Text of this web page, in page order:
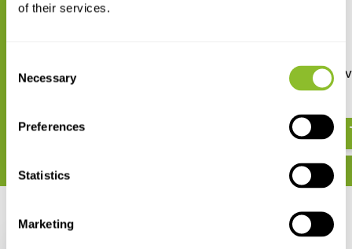
of their services.
Selection
Necessary
Preferences
Statistics
Marketing
An Introduction to the
Amphibians of Ecuador
Amphibians of Ecuador,
Recent bekeken